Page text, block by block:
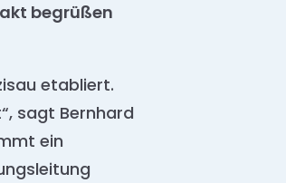
begrüßen
etabliert.
sagt Bernhard
ein